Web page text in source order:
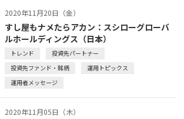
2020年11月20日（金）
すし屋もナメたらアカン：スシローグローバ
ルホールディングス（日本）
トレンド
投資先パートナー
投資先ファンド・銘柄
運用トピックス
運用者メッセージ
2020年11月05日（木）